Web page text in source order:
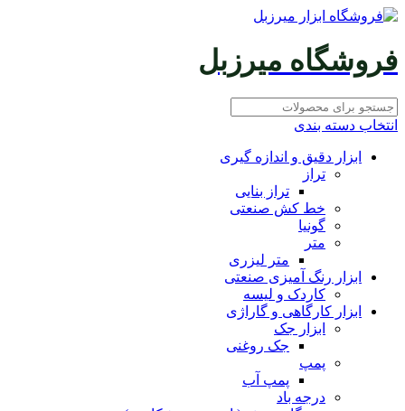
فروشگاه میرزبل
انتخاب دسته بندی
ابزار دقیق و اندازه گیری
تراز
تراز بنایی
خط کش صنعتی
گونیا
متر
متر لیزری
ابزار رنگ آمیزی صنعتی
کاردک و لیسه
ابزار کارگاهی و گاراژی
ابزار جک
جک روغنی
پمپ
پمپ آب
درجه باد